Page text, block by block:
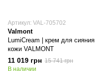
Артикул: VAL-705702
Valmont
LumiCream | крем для сияния
кожи VALMONT
11 019 грн 15 741 грн
В наличии